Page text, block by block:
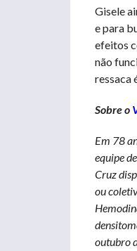
Gisele
e para
efeitos
não
ressaca
Sobre o
Em 78
equipe
Cruz
ou
outubro